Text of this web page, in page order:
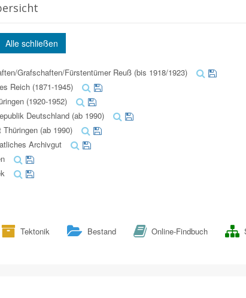
Alle schließen
Grafschaften/Fürstentümer Reuß (bis 1918/1923)
Reich (1871-1945)
(1920-1952)
Deutschland (ab 1990)
Thüringen (ab 1990)
Archivgut
Tektonik Bestand Online-Findbuch